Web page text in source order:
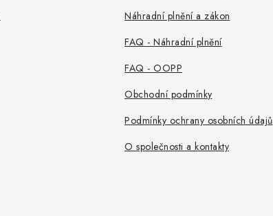
Náhradní plnění a zákon
FAQ - Náhradní plnění
FAQ - OOPP
Obchodní podmínky
Podmínky ochrany osobních údajů
O společnosti a kontakty